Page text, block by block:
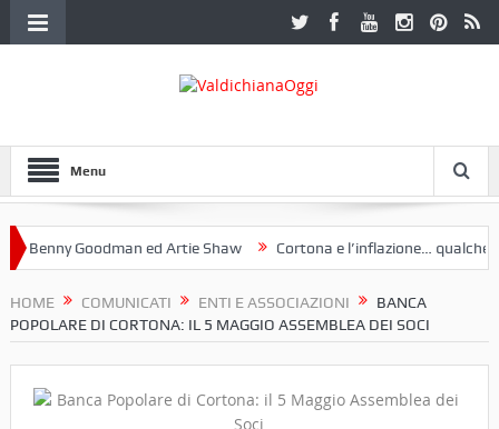
Menu
Goodman ed Artie Shaw Cortona e l’inflazione… qualche
HOME COMUNICATI ENTI E ASSOCIAZIONI
BANCA
POPOLARE DI CORTONA: IL 5 MAGGIO ASSEMBLEA DEI SOCI